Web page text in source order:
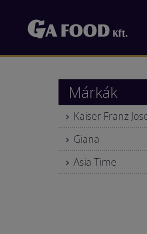
Márkák
Kaiser Franz
Giana
Asia Time